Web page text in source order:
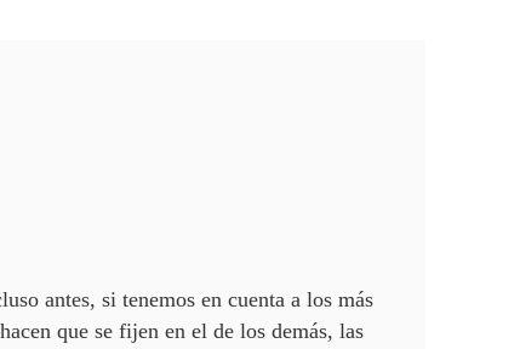
antes, si tenemos en cuenta a los más
que se fijen en el de los demás, las